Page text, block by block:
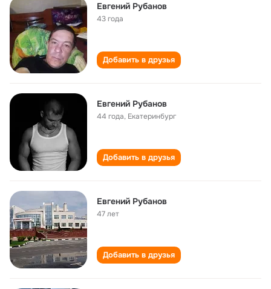
Евгений Рубанов
43 года
Добавить в друзья
Евгений Рубанов
44 года, Екатеринбург
Добавить в друзья
Евгений Рубанов
47 лет
Добавить в друзья